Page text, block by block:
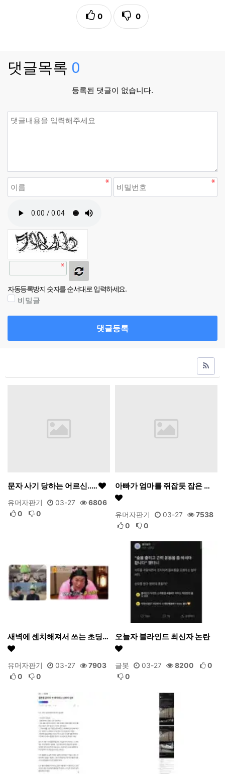
0 0
댓글목록 0
등록된 댓글이 없습니다.
자동등록방지 숫자를 순서대로 입력하세요.
비밀글
댓글등록
문자 사기 당하는 어르신..…
유머자판기 03-27
6806
0
0
아빠가 엄마를 쥐잡듯 잡은 …
유머자판기 03-27
7538
0
0
새벽에 센치해져서 쓰는 초딩…
유머자판기 03-27
7903
0
0
오늘자 블라인드 최신자 논란
글봇 03-27 8200
0
0